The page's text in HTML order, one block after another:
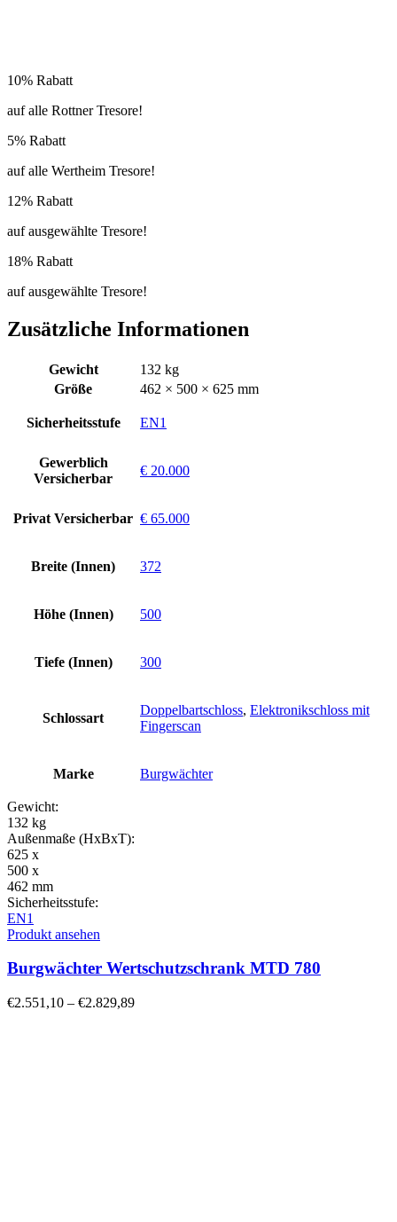
10% Rabatt
auf alle Rottner Tresore!
5% Rabatt
auf alle Wertheim Tresore!
12% Rabatt
auf ausgewählte Tresore!
18% Rabatt
auf ausgewählte Tresore!
Zusätzliche Informationen
Gewicht
132 kg
Größe
462 × 500 × 625 mm
Sicherheitsstufe EN1
Gewerblich
Versicherbar
€ 20.000
Privat Versicherbar € 65.000
Breite (Innen) 372
Höhe (Innen) 500
Tiefe (Innen) 300
Schlossart
Doppelbartschloss, Elektronikschloss mit
Fingerscan
Marke Burgwächter
Gewicht:
132 kg
Außenmaße (HxBxT):
625 x
500 x
462 mm
Sicherheitsstufe:
EN1
Produkt ansehen
Burgwächter Wertschutzschrank MTD 780
€2.551,10 – €2.829,89